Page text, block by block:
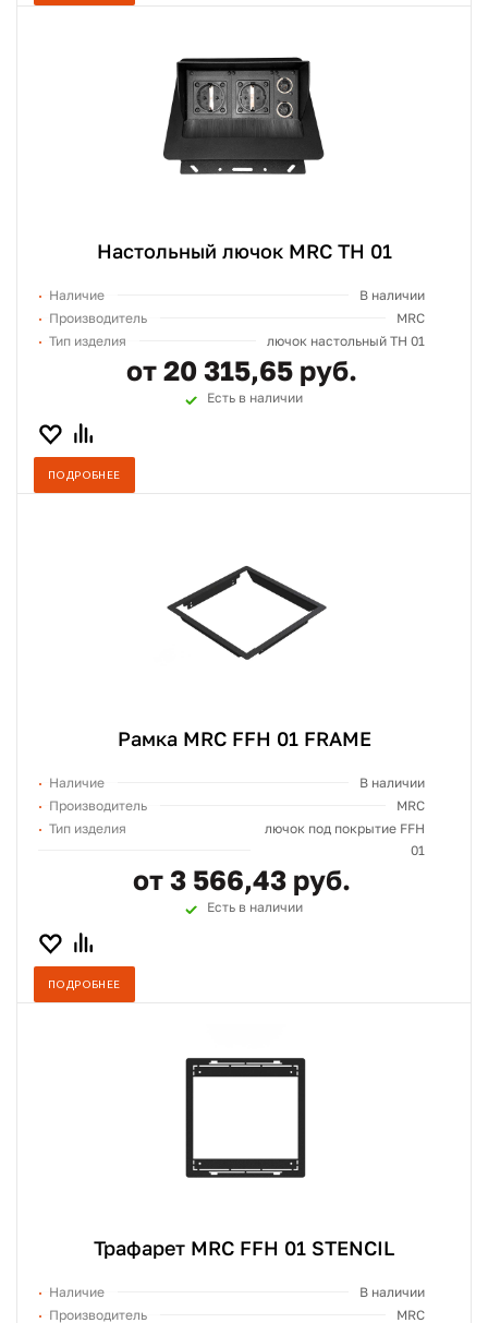
Настольный лючок MRC TH 01
Наличие
В наличии
Производитель
MRC
Тип изделия
лючок настольный TH 01
от 20 315,65 руб.
Есть в наличии
ПОДРОБНЕЕ
Рамка MRC FFH 01 FRAME
Наличие
В наличии
Производитель
MRC
Тип изделия
лючок под покрытие FFH
01
от 3 566,43 руб.
Есть в наличии
ПОДРОБНЕЕ
Трафарет MRC FFH 01 STENCIL
Наличие
В наличии
Производитель
MRC